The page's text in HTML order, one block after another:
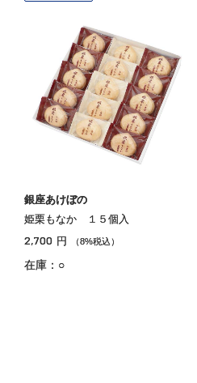
銀座あけぼの
姫栗もなか １５個入
2,700 円 （8%税込）
在庫：○